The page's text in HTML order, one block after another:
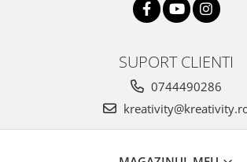
SUPORT CLIENTI
0744490286